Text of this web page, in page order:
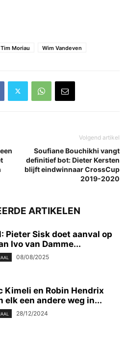
Tim Moriau Wim Vandeven
Volgend artikel
Soufiane Bouchikhi vangt
definitief bot: Dieter Kersten
blijft eindwinnaar CrossCup
2019-2020
ARTIKELEN
Pieter Sisk doet aanval op
Ivo van Damme...
08/08/2025
Kimeli en Robin Hendrix
elk een andere weg in...
28/12/2024